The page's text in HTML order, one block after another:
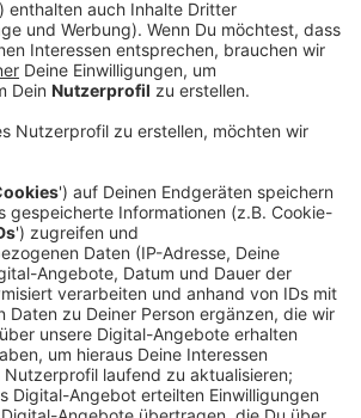
am Donnerstagabend auf
fahndet die Polizei nach
Tätern und sucht Zeugen.
sind gegen 20:30 Uhr in den
Straße gekommen, ein
Schmiere gestanden haben.
dann mit einer Schusswaffe und
Angestellten und einen Kunden
sie mit dem Bargeld aus der
einem Schlag gegen den Kopf
musste medizinisch behandelt